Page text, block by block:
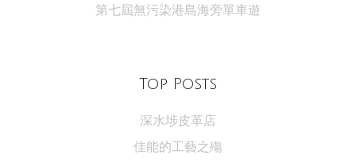
第七屆無污染港島海旁單車遊
Top Posts
深水埗皮革店
佳能的工藝之殤